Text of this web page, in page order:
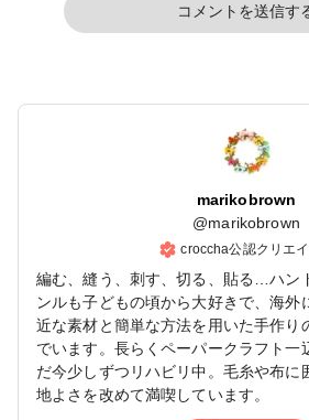
コメントを送信す
marikobrown
@marikobrown
croccha公認クリエ
編む、縫う、刺す、切る、貼る…ハン
ンルも子どもの頃から大好きで、海外
近な素材と簡単な方法を用いた手作り
でいます。長らくペーパークラフト一
だ今少しずつリハビリ中。毛糸や布に
地よさを改めて満喫しています。